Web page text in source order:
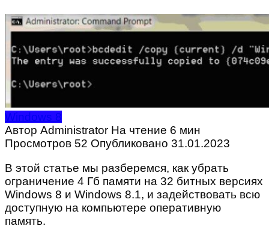
Windows 8
Автор Administrator На чтение 6 мин
Просмотров 52 Опубликовано 31.01.2023
В этой статье мы разберемся, как убрать
ограничение 4 Гб памяти на 32 битных версиях
Windows 8 и Windows 8.1, и задействовать всю
доступную на компьютере оперативную
память.